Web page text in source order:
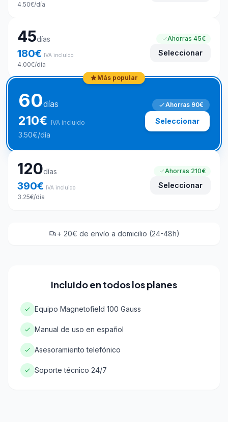
4.50€/día
45días
180€ IVA incluido
4.00€/día
Ahorras 45€
Seleccionar
Más popular
60días
210€ IVA incluido
3.50€/día
Ahorras 90€
Seleccionar
120días
390€ IVA incluido
3.25€/día
Ahorras 210€
Seleccionar
+ 20€ de envío a domicilio (24-48h)
Incluido en todos los planes
Equipo Magnetofield 100 Gauss
Manual de uso en español
Asesoramiento telefónico
Soporte técnico 24/7